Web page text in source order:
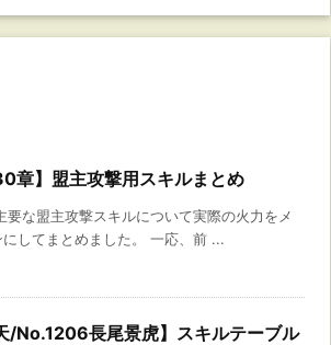
章】盟主攻撃用スキルまとめ
な盟主攻撃スキルについて実際の火力をメ
にしてまとめました。 一応、前 ...
/No.1206長尾景虎】スキルテーブル